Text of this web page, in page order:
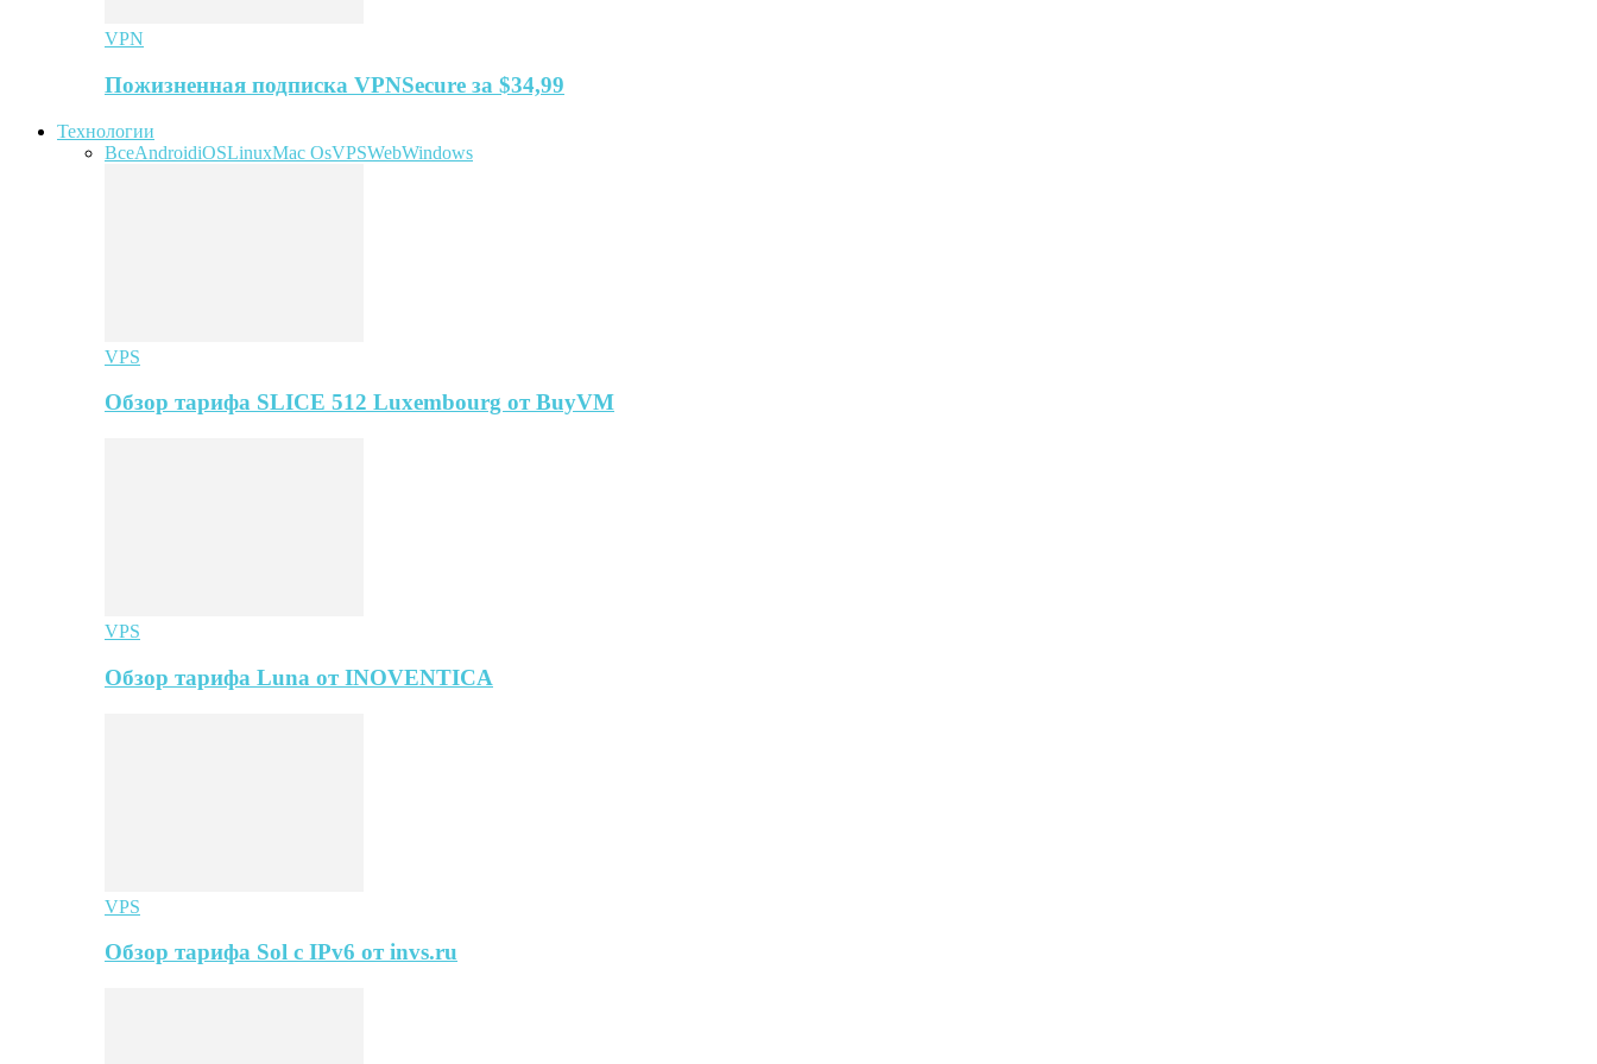
VPN
Пожизненная подписка VPNSecure за $34,99
Технологии
ВсеAndroidiOSLinuxMac OsVPSWebWindows
VPS
Обзор тарифа SLICE 512 Luxembourg от BuyVM
VPS
Обзор тарифа Luna от INOVENTICA
VPS
Обзор тарифа Sol с IPv6 от invs.ru